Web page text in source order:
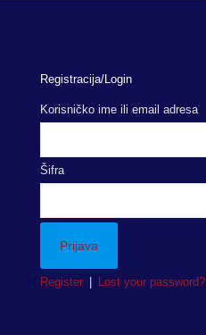
Registracija/Login
Korisničko ime ili email adresa
Šifra
Register Lost your password?